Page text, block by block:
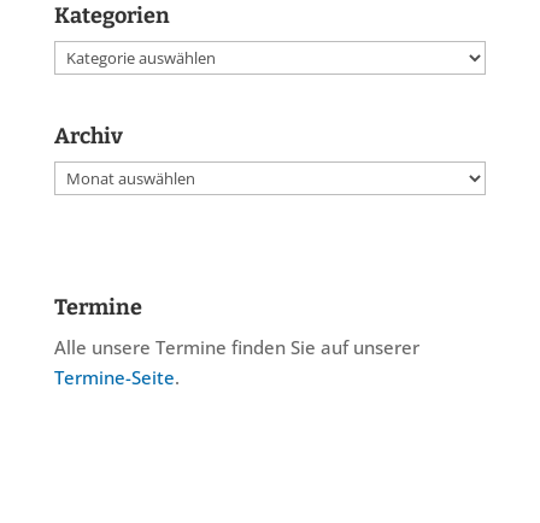
Kategorien
Kategorien
Archiv
Archiv
Termine
Alle unsere Termine finden Sie auf unserer
Termine-Seite.